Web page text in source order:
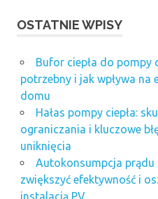
OSTATNIE WPISY
Bufor ciepła do pompy
potrzebny i jak wpływa na
domu
Hałas pompy ciepła:
ograniczania i kluczowe
uniknięcia
Autokonsumpcja prądu
zwiększyć efektywność i
instalacją PV